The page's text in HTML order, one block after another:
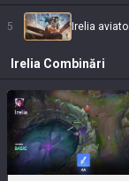
5 Irelia
Irelia Combinări